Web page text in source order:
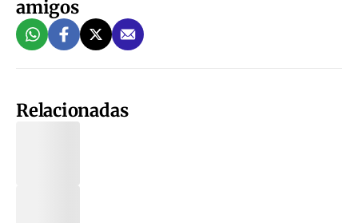
amigos
Relacionadas